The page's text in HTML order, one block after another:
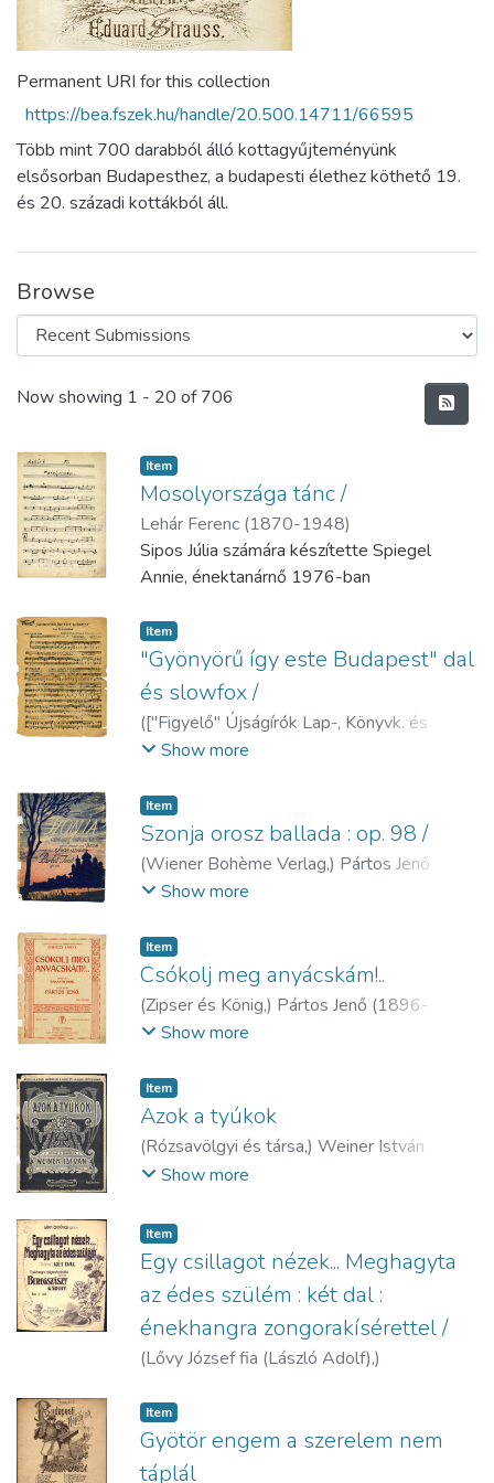
Permanent URI for this collection
https://bea.fszek.hu/handle/20.500.14711/66595
Több mint 700 darabból álló kottagyűjteményünk
elsősorban Budapesthez, a budapesti élethez köthető 19.
és 20. századi kottákból áll.
Browse
Recent Submissions
Now showing 1 - 20 of 706
Item
Mosolyországa tánc /
Lehár Ferenc (1870-1948)
Sipos Júlia számára készítette Spiegel
Annie, énektanárnő 1976-ban
Item
"Gyönyörű így este Budapest" dal
és slowfox /
(["Figyelő" Újságírók Lap-, Könyvk. és
Kultúraterj. Szövetkezete],
Show more
Item
Szonja orosz ballada : op. 98 /
(Wiener Bohème Verlag,) Pártos Jenő
(1896-1963)
Show more
Item
Csókolj meg anyácskám!..
(Zipser és König,) Pártos Jenő (1896-
1963)
Show more
Item
Azok a tyúkok
(Rózsavölgyi és társa,) Weiner István
(1875-1940)
Show more
Item
Egy csillagot nézek... Meghagyta
az édes szülém : két dal :
énekhangra zongorakísérettel /
(Lővy József fia (László Adolf),)
Item
Gyötör engem a szerelem nem
táplál